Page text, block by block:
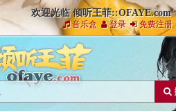
欢迎光临 倾听王菲::OFAYE.com
音乐盒 登录 免费注册